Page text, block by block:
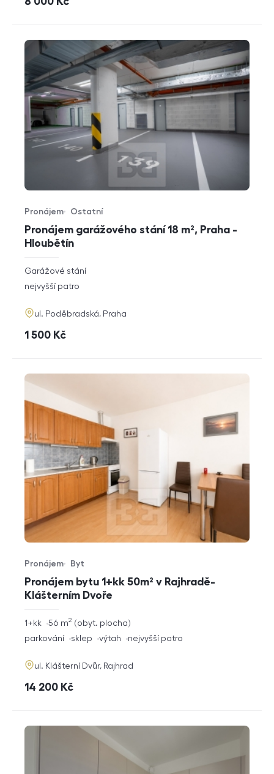
Pronájem garážového stání 18 m², Praha -
Hloubětín
Typ nabídky
Pronájem
Typ nemovitosti
Ostatní
rozměry
dispozice
Garážové stání
funkce
nejvyšší patro
adresa
ul. Poděbradská, Praha
cena
1 500 Kč
Pronájem bytu 1+kk 50m² v Rajhradě-
Klášterním Dvoře
Typ nabídky
Pronájem
Typ nemovitosti
Byt
rozměry
dispozice
1+kk obyt. plocha
56 m2
funkce
parkování sklep výtah nejvyšší patro
adresa
ul. Klášterní Dvůr, Rajhrad
cena
14 200 Kč